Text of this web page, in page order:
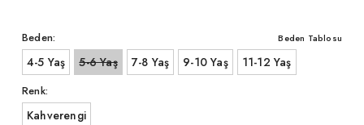
Beden: Beden Tablosu
4-5 Yaş 5-6 Yaş 7-8 Yaş 9-10 Yaş 11-12 Yaş
Renk:
Kahverengi